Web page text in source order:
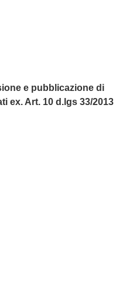
e pubblicazione di
ex. Art. 10 d.lgs 33/2013